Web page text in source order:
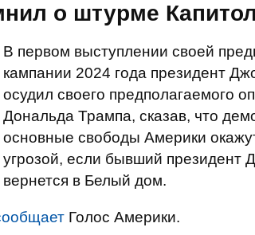
о штурме
В первом выступлении своей
кампании 2024 года президент
осудил своего предполагаемого
Дональда Трампа, сказав, что
основные свободы Америки
угрозой, если бывший президент
вернется в Белый дом.
Голос Америки.